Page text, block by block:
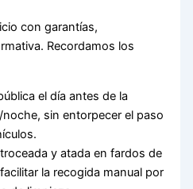
con garantías,
Recordamos los
el día antes de la
sin entorpecer el paso
y atada en fardos de
la recogida manual por